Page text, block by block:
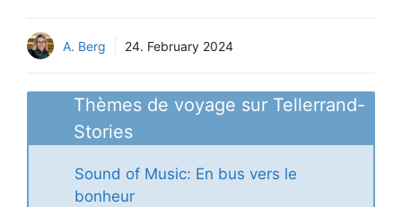
A. Berg 24. February 2024
Thèmes de voyage sur Tellerrand-
Stories
Sound of Music: En bus vers le
bonheur